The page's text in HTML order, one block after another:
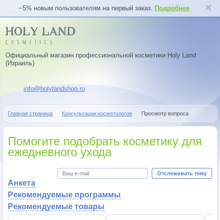
−5% новым пользователям на первый заказ. Подробнее
Официальный магазин профессиональной косметики Holy Land
(Израиль)
info@holylandshop.ru
Главная страница Консультации косметологов Просмотр вопроса
Помогите подобрать косметику для
ежедневного ухода
Отслеживать тему
Анкета
Рекомендуемые программы
Рекомендуемые товары